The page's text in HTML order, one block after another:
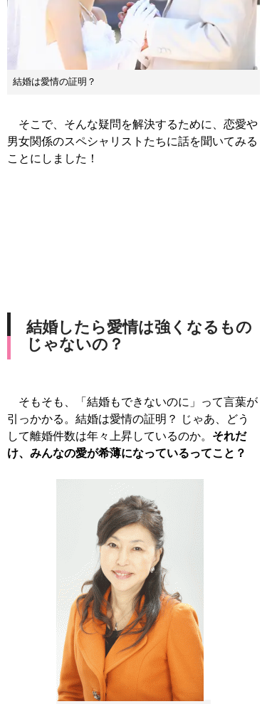
結婚は愛情の証明？
そこで、そんな疑問を解決するために、恋愛や
男女関係のスペシャリストたちに話を聞いてみる
ことにしました！
結婚したら愛情は強くなるもの
じゃないの？
そもそも、「結婚もできないのに」って言葉が
引っかかる。結婚は愛情の証明？ じゃあ、どう
して離婚件数は年々上昇しているのか。 それだ
け、みんなの愛が希薄になっているってこと？